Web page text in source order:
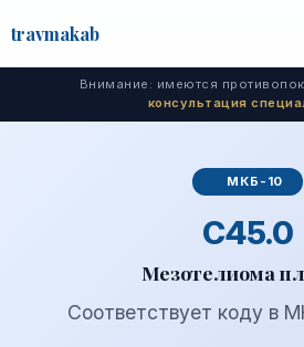
travmakab
Внимание: имеются
консультация
МКБ-10
C45.0
Мезотелиома
Соответствует коду в